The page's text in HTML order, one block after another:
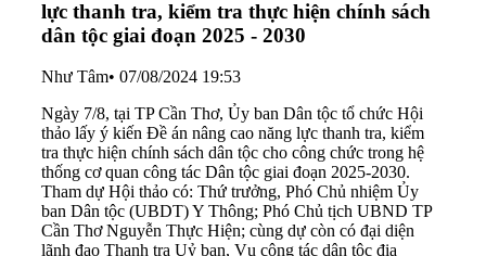
lực thanh tra, kiểm tra thực hiện chính sách
dân tộc giai đoạn 2025 - 2030
Như Tâm• 07/08/2024 19:53
Ngày 7/8, tại TP Cần Thơ, Ủy ban Dân tộc tổ chức Hội
thảo lấy ý kiến Đề án nâng cao năng lực thanh tra, kiểm
tra thực hiện chính sách dân tộc cho công chức trong hệ
thống cơ quan công tác Dân tộc giai đoạn 2025-2030.
Tham dự Hội thảo có: Thứ trưởng, Phó Chủ nhiệm Ủy
ban Dân tộc (UBDT) Y Thông; Phó Chủ tịch UBND TP
Cần Thơ Nguyễn Thực Hiện; cùng dự còn có đại diện
lãnh đạo Thanh tra Uỷ ban, Vụ công tác dân tộc địa